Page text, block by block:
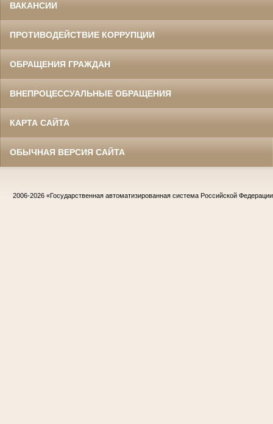
ВАКАНСИИ
ПРОТИВОДЕЙСТВИЕ КОРРУПЦИИ
ОБРАЩЕНИЯ ГРАЖДАН
ВНЕПРОЦЕССУАЛЬНЫЕ ОБРАЩЕНИЯ
КАРТА САЙТА
ОБЫЧНАЯ ВЕРСИЯ САЙТА
2006-2026 «Государственная автоматизированная система Российской